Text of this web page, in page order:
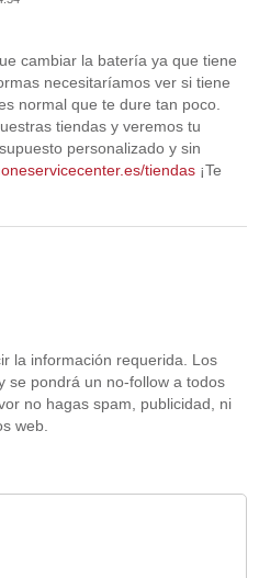
cambiar la batería ya que tiene
necesitaríamos ver si tiene
normal que te dure tan poco.
tiendas y veremos tu
personalizado y sin
tiendas ¡Te
la información requerida. Los
se pondrá un no-follow a todos
no hagas spam, publicidad, ni
web.